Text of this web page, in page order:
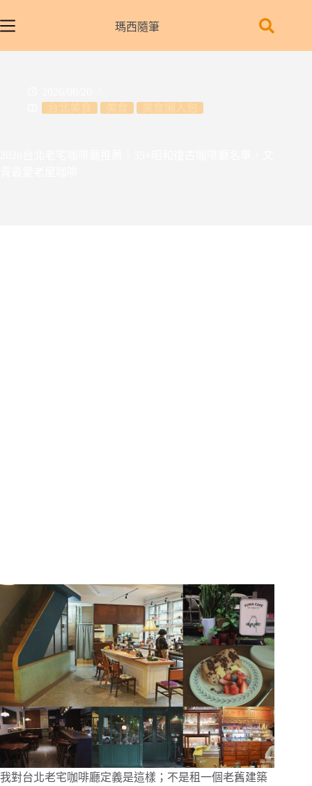
至
瑪西隨筆
我對台北老宅咖啡廳定義是這樣；不是租一個老舊建築